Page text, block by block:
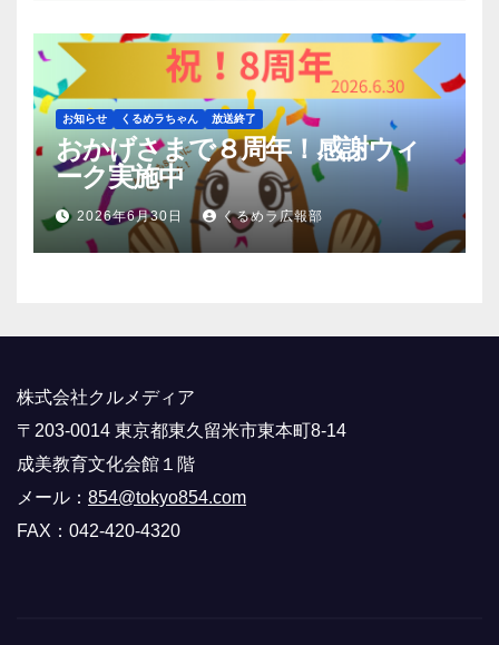
お知らせ くるめラちゃん 放送終了
おかげさまで８周年！感謝ウィ
ーク実施中
2026年6月30日 くるめラ広報部
株式会社クルメディア
〒203-0014 東京都東久留米市東本町8-14
成美教育文化会館１階
メール： 854@tokyo854.com
FAX：042-420-4320